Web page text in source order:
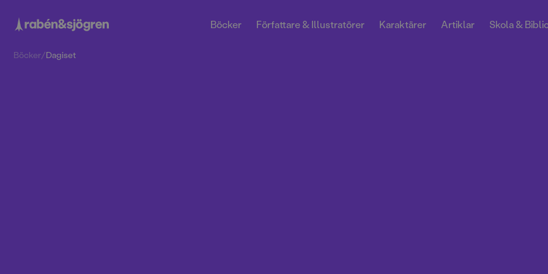
Böcker Författare & Illustratörer Karaktärer Artiklar Skola &
Böcker/Dagiset